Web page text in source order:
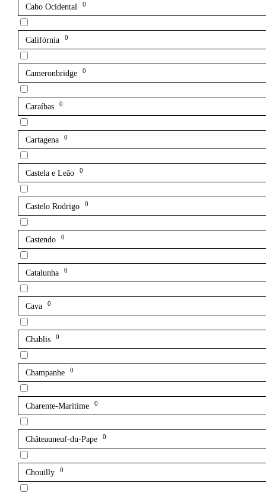
Cabo Ocidental 0
Califórnia 0
Cameronbridge 0
Caraíbas 0
Cartagena 0
Castela e Leão 0
Castelo Rodrigo 0
Castendo 0
Catalunha 0
Cava 0
Chablis 0
Champanhe 0
Charente-Maritime 0
Châteauneuf-du-Pape 0
Chouilly 0